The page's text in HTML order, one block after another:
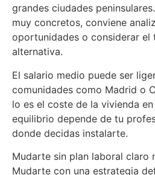
grandes ciudades
muy concretos, conviene
oportunidades o considerar el
alternativa.
El salario medio puede ser
comunidades como Madrid o
lo es el coste de la vivienda
equilibrio depende de tu
donde decidas instalarte.
Mudarte sin plan laboral claro
Mudarte con una estrategia